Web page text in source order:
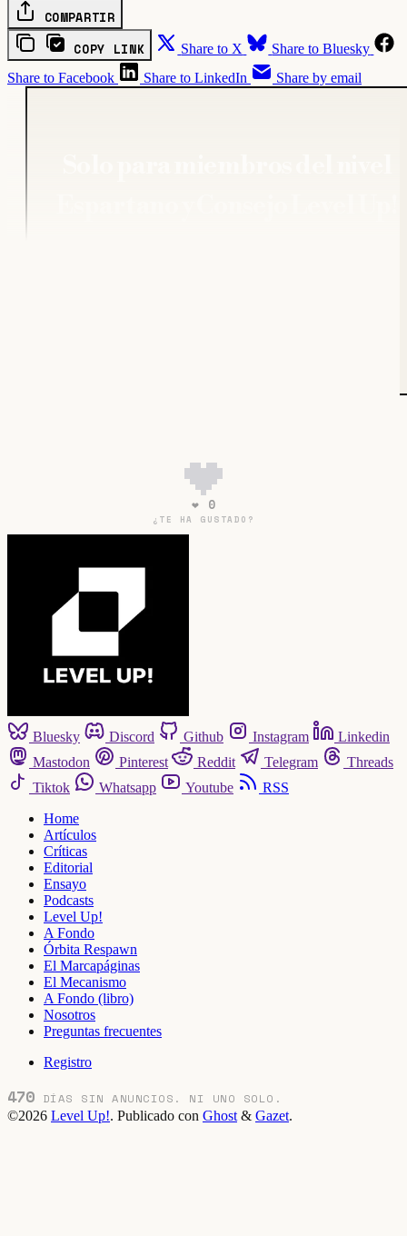
COMPARTIR
COPY LINK
Share to X
Share to Bluesky
Share to Facebook
Share to LinkedIn Share by email
❤ 0
¿TE HA GUSTADO?
Bluesky Discord Github Instagram
Linkedin
Mastodon
Pinterest Reddit Telegram
Threads
Tiktok
Whatsapp Youtube
RSS
Home
Artículos
Críticas
Editorial
Ensayo
Podcasts
Level Up!
A Fondo
Órbita Respawn
El Marcapáginas
El Mecanismo
A Fondo (libro)
Nosotros
Preguntas frecuentes
Registro
470 DÍAS SIN ANUNCIOS. NI UNO SOLO.
©2026 Level Up!. Publicado con Ghost & Gazet.